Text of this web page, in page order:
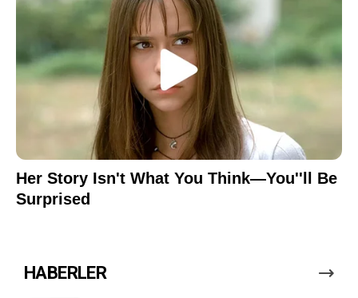
HABERLER